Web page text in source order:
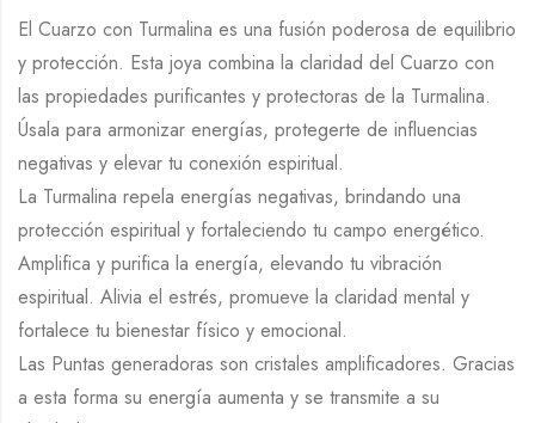
El Cuarzo con Turmalina es una fusión poderosa de equilibrio
y protección. Esta joya combina la claridad del Cuarzo con
las propiedades purificantes y protectoras de la Turmalina.
Úsala para armonizar energías, protegerte de influencias
negativas y elevar tu conexión espiritual.
La Turmalina repela energías negativas, brindando una
protección espiritual y fortaleciendo tu campo energético.
Amplifica y purifica la energía, elevando tu vibración
espiritual. Alivia el estrés, promueve la claridad mental y
fortalece tu bienestar físico y emocional.
Las Puntas generadoras son cristales amplificadores. Gracias
a esta forma su energía aumenta y se transmite a su